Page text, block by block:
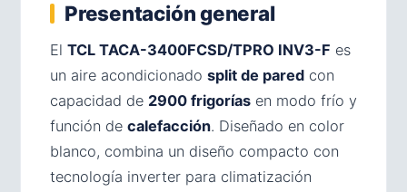
Presentación general
El TCL TACA-3400FCSD/TPRO INV3-F es
un aire acondicionado split de pared con
capacidad de 2900 frigorías en modo frío y
función de calefacción. Diseñado en color
blanco, combina un diseño compacto con
tecnología inverter para climatización